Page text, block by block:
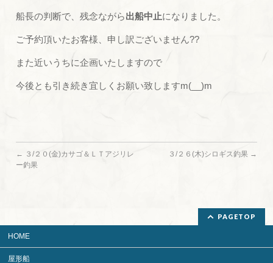
船長の判断で、残念ながら出船中止になりました。
ご予約頂いたお客様、申し訳ございません??
また近いうちに企画いたしますので
今後とも引き続き宜しくお願い致しますm(__)m
← ３/２０(金)カサゴ＆ＬＴアジリレ
ー釣果
３/２６(木)シロギス釣果 →
PAGETOP
HOME
屋形船